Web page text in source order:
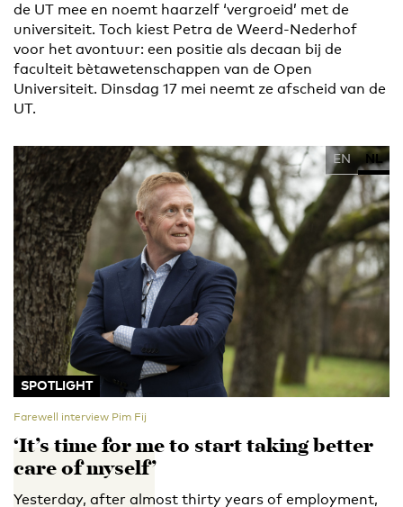
de UT mee en noemt haarzelf ‘vergroeid’ met de
universiteit. Toch kiest Petra de Weerd-Nederhof
voor het avontuur: een positie als decaan bij de
faculteit bètawetenschappen van de Open
Universiteit. Dinsdag 17 mei neemt ze afscheid van de
UT.
EN NL
SPOTLIGHT
Farewell interview Pim Fij
‘It’s time for me to start taking better
care of myself’
Yesterday, after almost thirty years of employment,